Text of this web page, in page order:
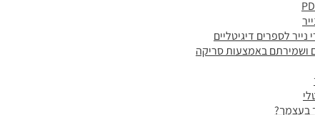
לספרים דיגיטליים
ושמירתם באמצעות סריקה
בעצמך?